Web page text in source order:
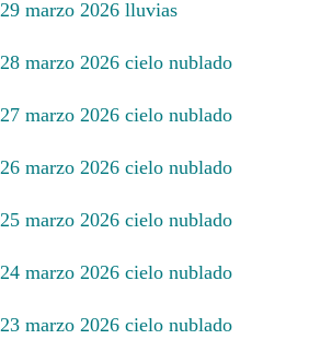
29 marzo 2026 lluvias
28 marzo 2026 cielo nublado
27 marzo 2026 cielo nublado
26 marzo 2026 cielo nublado
25 marzo 2026 cielo nublado
24 marzo 2026 cielo nublado
23 marzo 2026 cielo nublado